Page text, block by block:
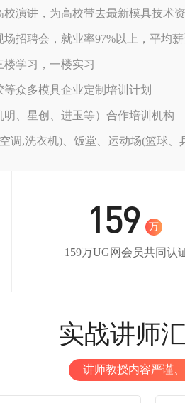
校演讲，为高校带去最新模具技术
招聘会，就业率97%以上，平均薪
学习，一楼实习
众多模具企业定制培训计划
、星创、进玉等）合作培训机构
调,洗衣机)、饭堂、运动场(篮球、
159 万
159万UG网会员共同认
实战讲师
讲师教授内容严谨